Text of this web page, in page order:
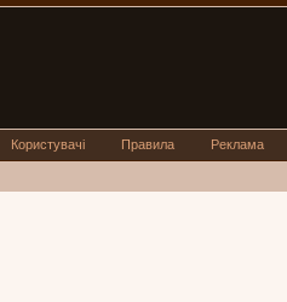
Користувачі Правила Реклама